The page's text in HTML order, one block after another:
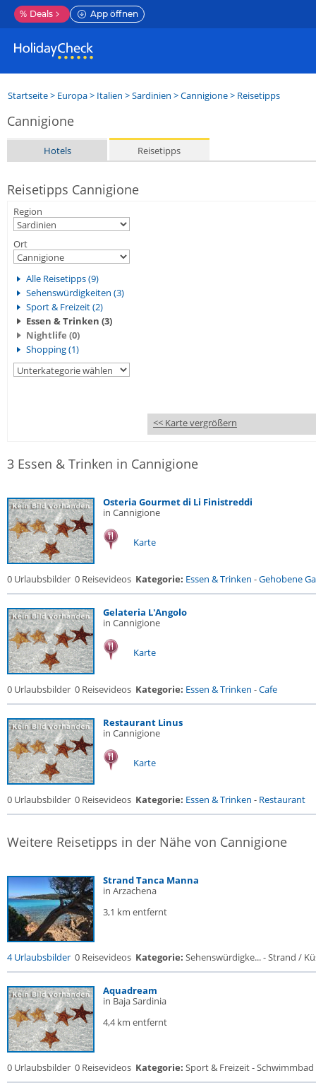
% Deals App öffnen
Startseite> Europa> Italien >Sardinien >Cannigione> Reisetipps
Cannigione
Hotels Reisetipps
Reisetipps Cannigione
Region
Ort
Alle Reisetipps (9)
Sehenswürdigkeiten (3)
Sport & Freizeit (2)
Essen & Trinken (3)
Nightlife (0)
Shopping (1)
<< Karte vergrößern
3 Essen & Trinken in Cannigione
Osteria Gourmet di Li Finistreddi
in Cannigione
Karte
0 Urlaubsbilder 0 Reisevideos Kategorie: Essen & Trinken -Gehobene
Gelateria L'Angolo
in Cannigione
Karte
0 Urlaubsbilder 0 Reisevideos Kategorie: Essen & Trinken -Cafe
Restaurant Linus
in Cannigione
Karte
0 Urlaubsbilder 0 Reisevideos Kategorie: Essen & Trinken - Restaurant
Weitere Reisetipps in der Nähe von Cannigione
Strand Tanca Manna
in Arzachena
3,1 km entfernt
4 Urlaubsbilder 0 Reisevideos Kategorie: Sehenswürdigke... - Strand /
Aquadream
in Baja Sardinia
4,4 km entfernt
0 Urlaubsbilder 0 Reisevideos Kategorie: Sport & Freizeit - Schwimmbad